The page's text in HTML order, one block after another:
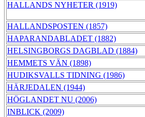
HALLANDS NYHETER (1919)
HALLANDSPOSTEN (1857)
HAPARANDABLADET (1882)
HELSINGBORGS DAGBLAD (1884)
HEMMETS VÄN (1898)
HUDIKSVALLS TIDNING (1986)
HÄRJEDALEN (1944)
HÖGLANDET NU (2006)
INBLICK (2009)